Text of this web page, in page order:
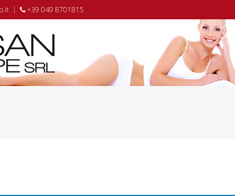
+39 049 8701815